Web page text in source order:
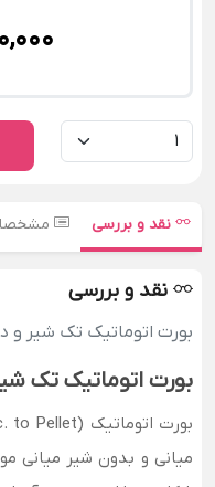
نقد و بررسی
نقد و بررسی
بورت اتوماتیک تک شیر و
بورت اتوماتیک تک
میانی و بدون شیر میانی